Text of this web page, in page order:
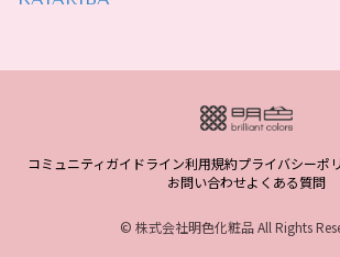
コミュニティガイドライン利用規約プライバシーポ
お問い合わせよくある質問
© 株式会社明色化粧品 All Rights